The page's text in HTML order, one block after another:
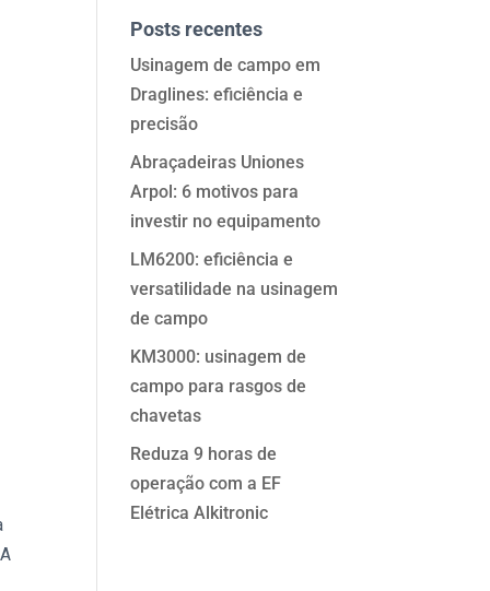
Posts recentes
Usinagem de campo em
Draglines: eficiência e
precisão
Abraçadeiras Uniones
Arpol: 6 motivos para
investir no equipamento
LM6200: eficiência e
versatilidade na usinagem
de campo
KM3000: usinagem de
campo para rasgos de
chavetas
Reduza 9 horas de
operação com a EF
Elétrica Alkitronic